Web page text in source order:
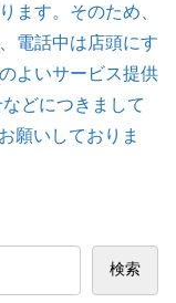
ます。そのため、
電話中は店頭にす
よいサービス提供
どにつきまして
願いしておりま
検索